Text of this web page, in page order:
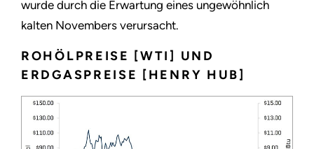
wurde durch die Erwartung eines ungewöhnlich
kalten Novembers verursacht.
ROHÖLPREISE [WTI] UND
ERDGASPREISE [HENRY HUB]